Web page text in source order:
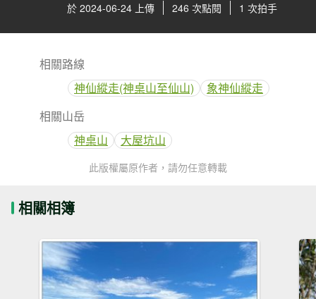
於 2024-06-24 上傳 246 次點閱 1 次拍手
相關路線
神仙縱走(神桌山至仙山)
象神仙縱走
相關山岳
神桌山
大屋坑山
此版權屬原作者，請勿任意轉載
相關相簿